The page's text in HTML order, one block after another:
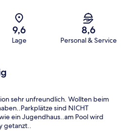
9,6
Lage
8,6
Personal & Service
sehr unfreundlich. Wollten beim
sind NICHT
ein Jugendhaus..am Pool wird
getanzt..